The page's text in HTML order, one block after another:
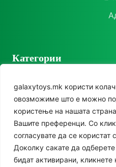
galaxytoys.mk користи
овозможиме што е можно
користење на нашата
Вашите преференци. Со
согласувате да се користат
Доколку сакате да
бидат активирани,
Категории
Сезонска опрема
Друштвени игри
За двор
Едукативни